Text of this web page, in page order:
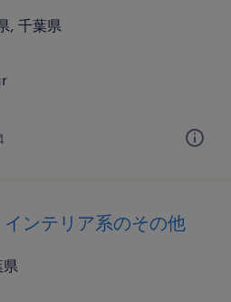
, 千葉県
ンテリア系のその他